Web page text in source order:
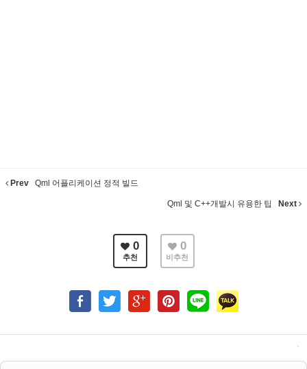
Prev Qml 어플리케이션 정적 빌드
Qml 및 C++개발시 유용한 팁 Next
0
추천
0
비추천